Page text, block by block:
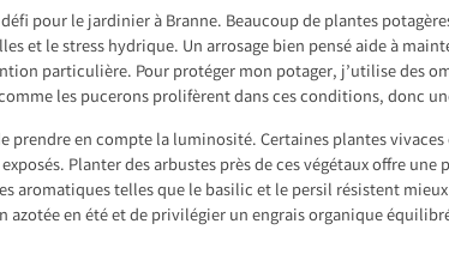
défi pour lejardinier à Branne. Beaucoup de plantes
et le stress hydrique. Un arrosage bien pensé aide à
particulière. Pour protéger mon potager, j’utilise des
les pucerons prolifèrent dans ces conditions, donc
prendre en compte la luminosité. Certaines plantes
Planter des arbustes près de ces végétaux offre
aromatiques telles que le basilic et le persil résistent
en été et de privilégier un engrais organique